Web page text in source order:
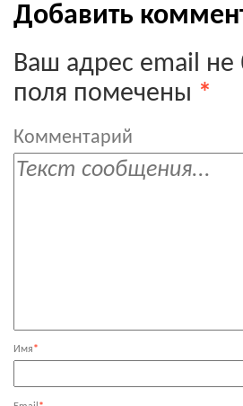
Добавить
Ваш адрес email не
поля помечены *
Комментарий
Имя*